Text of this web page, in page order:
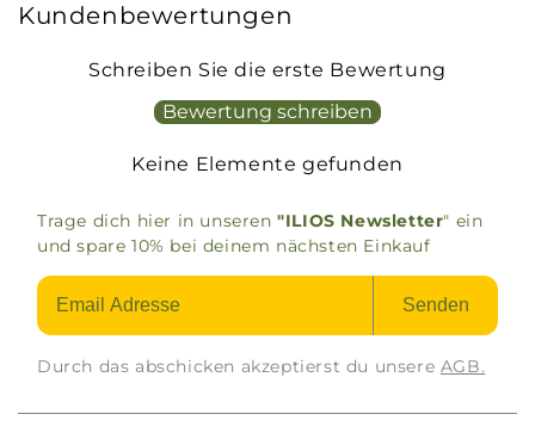
Kundenbewertungen
Schreiben Sie die erste Bewertung
Bewertung schreiben
Keine Elemente gefunden
Trage dich hier in unseren"ILIOS Newsletter" ein
und spare 10% bei deinem nächsten Einkauf
Senden
Durch das abschicken akzeptierst du unsere AGB.